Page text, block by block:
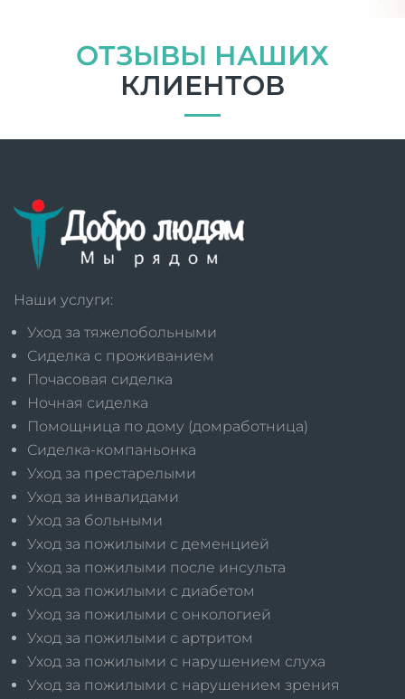
ОТЗЫВЫ НАШИХ
КЛИЕНТОВ
Наши услуги:
Уход за тяжелобольными
Сиделка с проживанием
Почасовая сиделка
Ночная сиделка
Помощница по дому (домработница)
Сиделка-компаньонка
Уход за престарелыми
Уход за инвалидами
Уход за больными
Уход за пожилыми с деменцией
Уход за пожилыми после инсульта
Уход за пожилыми с диабетом
Уход за пожилыми с онкологией
Уход за пожилыми с артритом
Уход за пожилыми с нарушением слуха
Уход за пожилыми с нарушением зрения